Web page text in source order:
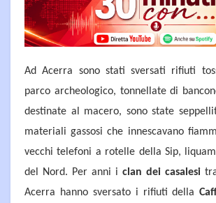
Ad Acerra sono stati sversati rifiuti
parco archeologico, tonnellate di
destinate al macero, sono state
materiali gassosi che innescavano
vecchi telefoni a rotelle della Sip,
del Nord. Per anni i clan dei casalesi
Acerra hanno sversato i rifiuti della